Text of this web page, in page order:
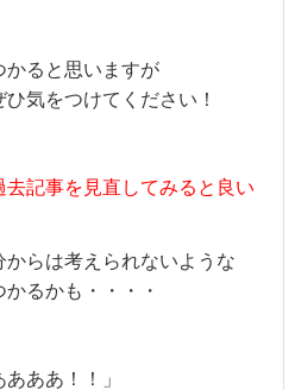
かると思いますが
気をつけてください！
去記事を見直してみると良い
らは考えられないような
るかも・・・・
ああ！！」